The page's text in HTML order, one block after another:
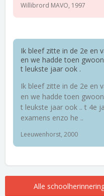
Willibrord MAVO, 1997
Ik bleef zitte in de 2e en
en we hadde toen
t leukste jaar ook .
Ik bleef zitte in de 2e en
en we hadde toen
t leukste jaar ook .. t 4e
examens enzo he ..
Leeuwenhorst, 2000
Alle